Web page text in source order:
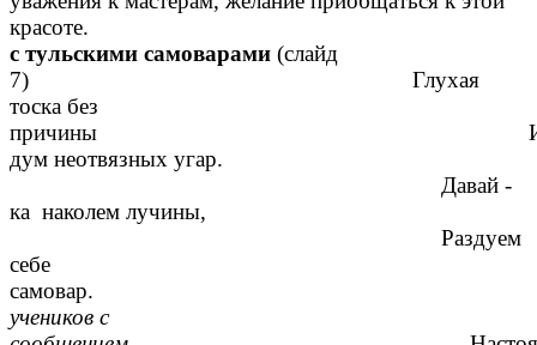
с тульскими самоварами (слайд
7) Глухая
тоска без
причины
дум неотвязных угар.
Давай -
ка наколем лучины,
Раздуем
себе
учеников с